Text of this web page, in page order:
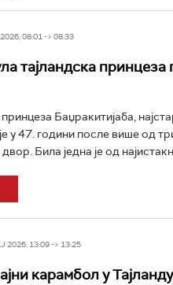
08:01 -> 08:33
тајландска
Баџракитијаба,
у 47. години после више од
Била једна је од
13:09 -> 13:25
карамбол у